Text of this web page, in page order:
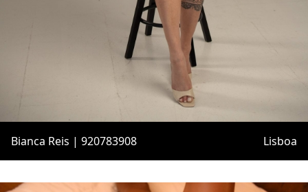
Bianca Reis | 920783908 Lisboa